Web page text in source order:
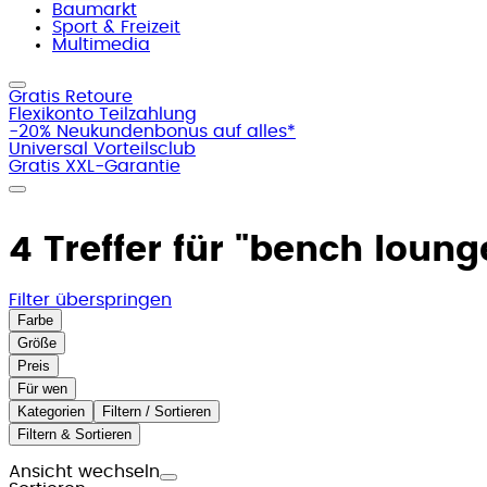
Baumarkt
Sport & Freizeit
Multimedia
Gratis Retoure
Flexikonto Teilzahlung
-20% Neukundenbonus auf alles*
Universal Vorteilsclub
Gratis XXL-Garantie
4 Treffer für "bench
Filter überspringen
Farbe
Größe
Preis
Für wen
Kategorien
Filtern / Sortieren
Filtern & Sortieren
Ansicht wechseln